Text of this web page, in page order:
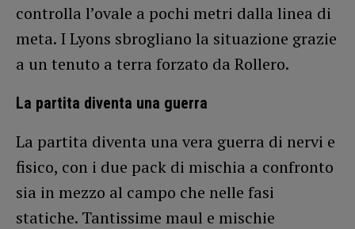
controlla l’ovale a pochi metri dalla linea di
meta. I Lyons sbrogliano la situazione grazie
a un tenuto a terra forzato da Rollero.
La partita diventa una guerra
La partita diventa una vera guerra di nervi e
fisico, con i due pack di mischia a confronto
sia in mezzo al campo che nelle fasi
statiche. Tantissime maul e mischie